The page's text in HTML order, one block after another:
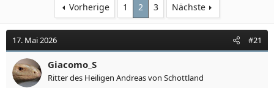
e
l
l
e
r
s
t
e
l
t
a
Vorherige
1 2 3 Nächste
17. Mai 2026 #21
Giacomo_S
Ritter des Heiligen Andreas von Schottland